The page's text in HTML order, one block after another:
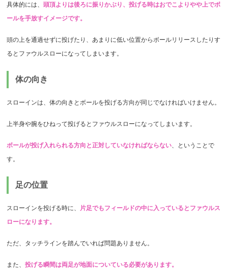
具体的には、頭頂よりは後ろに振りかぶり、投げる時はおでこよりやや上でボ
ールを手放すイメージです。
頭の上を通過せずに投げたり、あまりに低い位置からボールリリースしたりす
るとファウルスローになってしまいます。
体の向き
スローインは、体の向きとボールを投げる方向が同じでなければいけません。
上半身や腕をひねって投げるとファウルスローになってしまいます。
ボールが投げ入れられる方向と正対していなければならない 、ということで
す。
足の位置
スローインを投げる時に、
片足でもフィールドの中に入っているとファウルス
ローになります。
ただ、タッチラインを踏んでいれば問題ありません。
また、投げる瞬間は両足が地面についている必要があります。